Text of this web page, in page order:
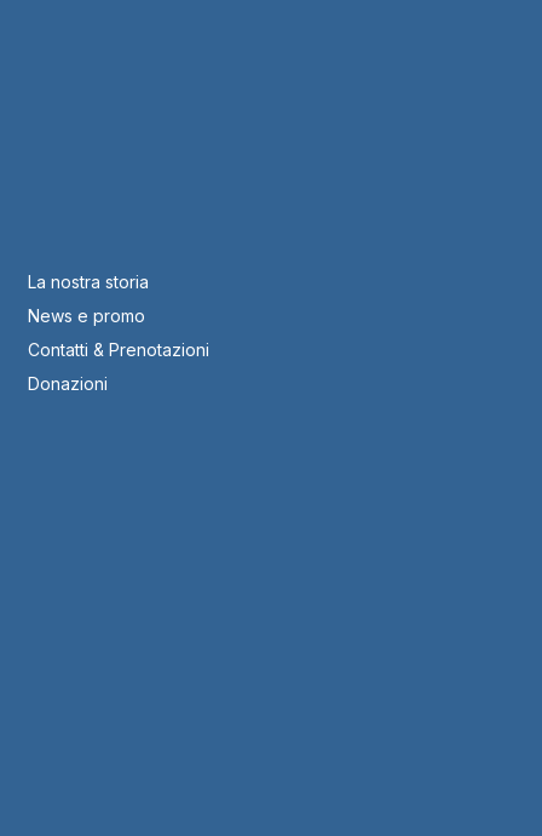
La nostra storia
News e promo
Contatti & Prenotazioni
Donazioni